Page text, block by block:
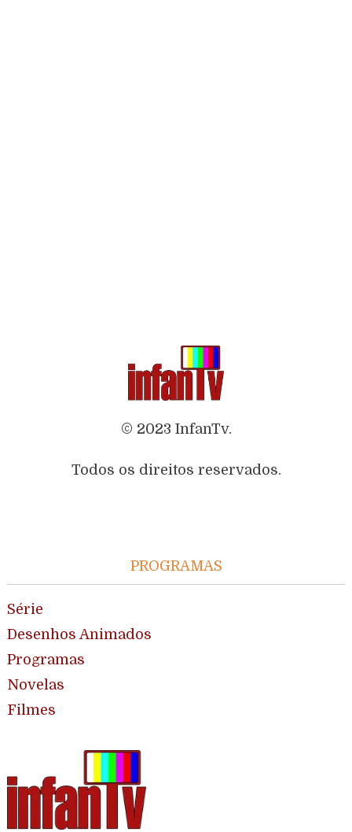
© 2023 InfanTv.
Todos os direitos reservados.
PROGRAMAS
Série
Desenhos Animados
Programas
Novelas
Filmes